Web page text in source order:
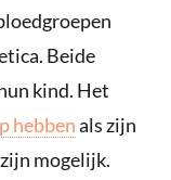
Beide
kind. Het
hebbenals zijn
mogelijk.